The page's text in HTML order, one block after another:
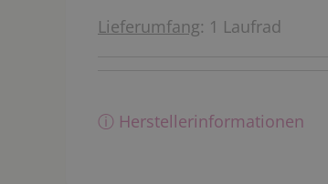
Lieferumfang: 1 Laufrad
ⓘ Herstellerinformationen